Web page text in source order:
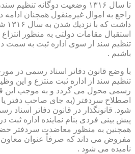
تا سال ۱۳۱۶ وضعیت دوگانه
راجع به اموال غیرمنقول همچنان ادامه
استقبال مقامات دولتی به منظور انتزاع
تنظیم سند از سوی اداره ثبت به سمت
باشیم .
تنظیم سند از اداره ثبت منتزع و این
رسمی محول می گردد و به موجب این
اصطلاح سردفتر (به جای صاحب دفتر
پیش بینی فردی بنام نماینده اداره ثبت
همچنین به منظور معاضدت سردفتر
مفروض می داند كه صرفاً عنوان معاون
نامیده می شود .